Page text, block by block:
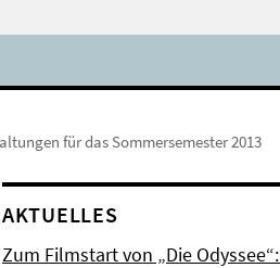
für das Sommersemester 2013
AKTUELLES
Zum Filmstart von „Die